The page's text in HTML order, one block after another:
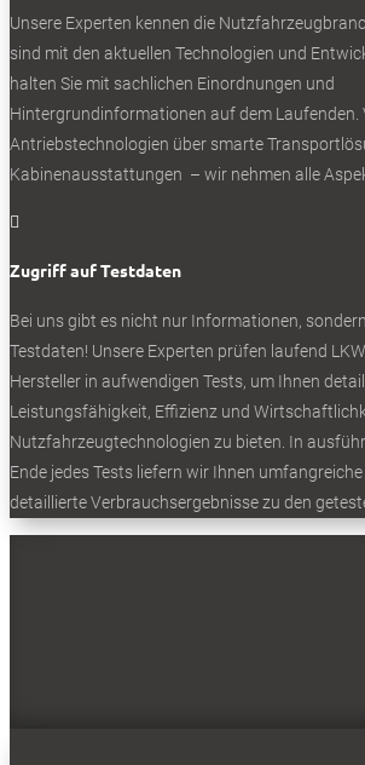
Unsere Experten kennen die
sind mit den aktuellen Technologien und
halten Sie mit sachlichen Einordnungen und
Hintergrundinformationen auf dem Laufenden.
Antriebstechnologien über smarte
Kabinenausstattungen – wir nehmen alle

Zugriff auf Testdaten
Bei uns gibt es nicht nur Informationen,
Testdaten! Unsere Experten prüfen laufend
Hersteller in aufwendigen Tests, um Ihnen
Leistungsfähigkeit, Effizienz und
Nutzfahrzeugtechnologien zu bieten. In
Ende jedes Tests liefern wir Ihnen
detaillierte Verbrauchsergebnisse zu den